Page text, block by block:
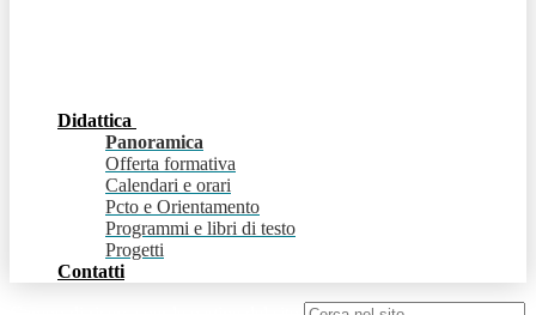
Didattica
Panoramica
Offerta formativa
Calendari e orari
Pcto e Orientamento
Programmi e libri di testo
Progetti
Contatti